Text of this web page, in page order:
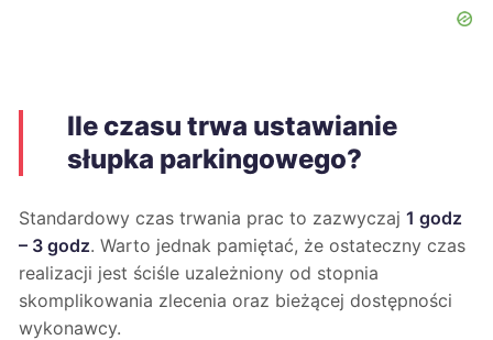
Ile czasu trwa ustawianie
słupka parkingowego?
Standardowy czas trwania prac to zazwyczaj 1 godz
– 3 godz. Warto jednak pamiętać, że ostateczny czas
realizacji jest ściśle uzależniony od stopnia
skomplikowania zlecenia oraz bieżącej dostępności
wykonawcy.